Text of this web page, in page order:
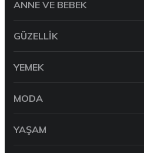
ANNE VE BEBEK
GÜZELLIK
YEMEK
MODA
YAŞAM